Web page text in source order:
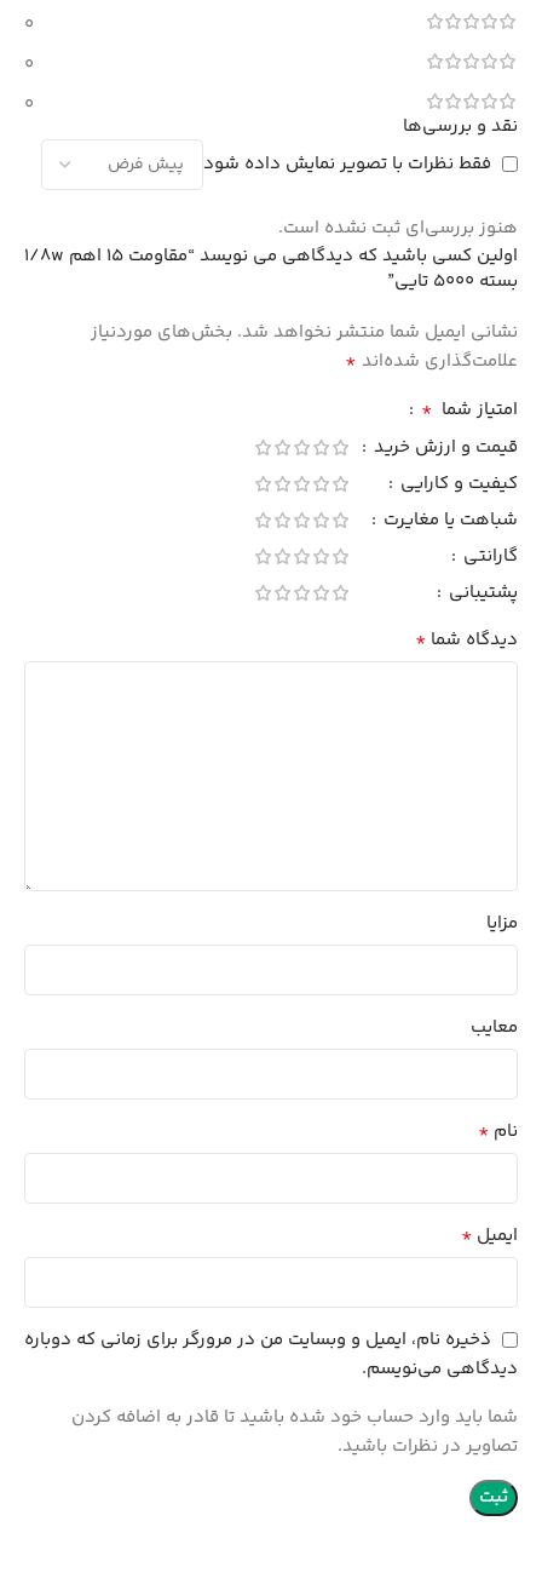
0
0
0
نقد و بررسی‌ها
فقط نظرات با تصویر نمایش داده شود
هنوز بررسی‌ای ثبت نشده است.
اولین کسی باشید که دیدگاهی می نویسد “مقاومت 15 اهم 1/8w
بسته 5000 تایی”
نشانی ایمیل شما منتشر نخواهد شد. بخش‌های موردنیاز
علامت‌گذاری شده‌اند *
امتیاز شما *
قیمت و ارزش خرید
کیفیت و کارایی
شباهت یا مغایرت
گارانتی
پشتیبانی
دیدگاه شما *
مزایا
معایب
نام *
ایمیل *
ذخیره نام، ایمیل و وبسایت من در مرورگر برای زمانی که دوباره
دیدگاهی می‌نویسم.
شما باید وارد حساب خود شده باشید تا قادر به اضافه کردن
تصاویر در نظرات باشید.